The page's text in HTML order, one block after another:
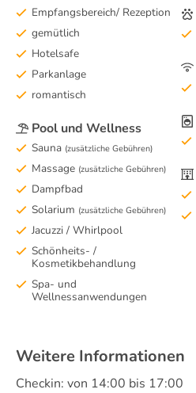
Empfangsbereich/ Rezeption
gemütlich
Hotelsafe
Parkanlage
romantisch
Pool und Wellness
Sauna (zusätzliche Gebühren)
Massage (zusätzliche Gebühren)
Dampfbad
Solarium (zusätzliche Gebühren)
Jacuzzi / Whirlpool
Schönheits- /
Kosmetikbehandlung
Spa- und
Wellnessanwendungen
Weitere Informationen
Checkin: von 14:00 bis 17:00